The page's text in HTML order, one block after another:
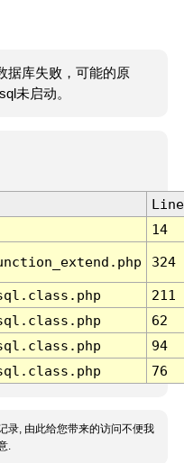
据库失败，可能的原
未启动。
Line
14
324
211
62
94
76
录, 由此给您带来的访问不便我
.